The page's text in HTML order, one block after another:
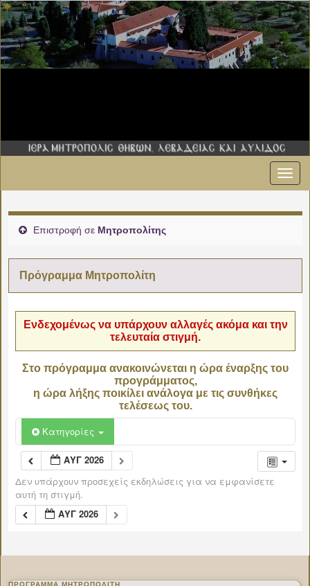
Επιστροφή σε Μητροπολίτης
Πρόγραμμα Μητροπολίτη
Ενδεχομένως να υπάρχουν αλλαγές ακόμα και την
τελευταία στιγμή.
Στο πρόγραμμα ανακοινώνεται η ώρα έναρξης του
προγράμματος,
η ώρα λήξης ποικίλει ανάλογα με τις συνθήκες
τελέσεως του.
Κατηγορίες
ΑΥΓ 2026
Δεν υπάρχουν προσεχείς εκδηλώσεις για να εμφανίσετε
αυτή τη στιγμή.
ΑΥΓ 2026
ΠΡΌΓΡΑΜΜΑ ΜΗΤΡΟΠΟΛΊΤΗ